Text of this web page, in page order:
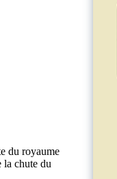
du royaume
la chute du